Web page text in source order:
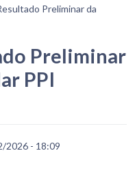
Preliminar da
Preliminar
PPI
2026 - 18:09